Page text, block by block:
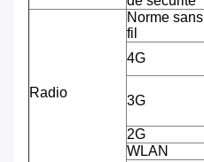
Radio
Norme sans
fil
4G
3G
2G
WLAN